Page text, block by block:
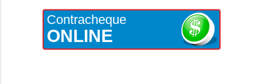
Contracheque
ONLINE